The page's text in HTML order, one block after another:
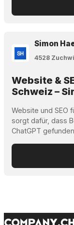
Simon
4528
Website &
Schweiz –
Website und SEO
sorgt dafür, dass
ChatGPT